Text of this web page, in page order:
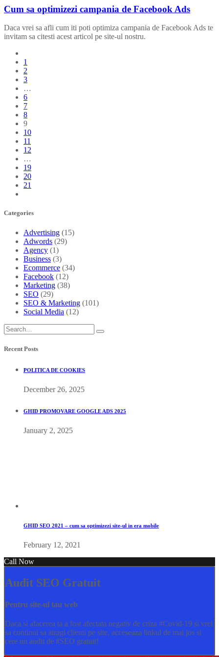
Cum sa optimizezi campania de Facebook Ads
Daca vrei sa afli cum iti poti optimiza campania de Facebook Ads te
invitam sa citesti acest articol pe site-ul nostru.
1
2
3
…
6
7
8
9
10
11
12
…
19
20
21
Categories
Advertising (15)
Adwords (29)
Agency (1)
Business (3)
Ecommerce (34)
Facebook (12)
Marketing (38)
SEO (29)
SEO & Marketing (101)
Social Media (12)
Recent Posts
POLITICA DE COOKIES
December 26, 2025
GHID PROMOVARE GOOGLE ADS 2025
January 2, 2025
GHID SEO 2021 – cum sa optimizezi site-ul in era mobile
February 12, 2021
Call Now
Audit SEO Gratuit
Pentru site-ul tau web
Daca si afacerea ta a fost afectata negativ de criza #Covid-19 si vrei
sa continui sa atragi clienti pe site, acceseaza linkul de mai jos si
cere un audit de #SEO gratuit!